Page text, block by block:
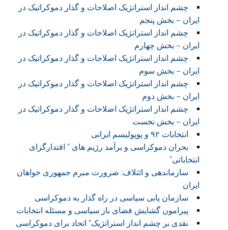
چشم انداز استراتژیک اصلاحات و گذار دموکراتیک در
ایران – بخش پنجم
چشم انداز استراتژیک اصلاحات و گذار دموکراتیک در
ایران – بخش چهارم
چشم انداز استراتژیک اصلاحات و گذار دموکراتیک در
ایران – بخش سوم
چشم انداز استراتژیک اصلاحات و گذار دموکراتیک در
ایران – بخش دوم
چشم انداز استراتژیک اصلاحات و گذار دموکراتیک در
ایران – بخش نخست
انتخابات ۹۲ و پوپولیسم ایرانی
بحران دموکراسی و برآمد رژیم های ” اقتدارگرای
انتخاباتی”
سازماندهی و ائتلاف: ضرورت مبرم جمهوری خواهان
ایران
سازمان یابی سیاسی در راه گذار به دموکراسی
پیرامون گشایش فضای باز سیاسی و مسئله انتخابات
نقدی بر چشم انداز استراتژیک” اتحاد برای دموکراسی